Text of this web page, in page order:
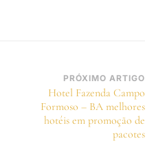
PRÓXIMO ARTIGO
Hotel Fazenda Campo
Formoso – BA melhores
hotéis em promoção de
pacotes